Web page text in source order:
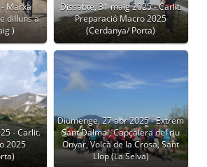
Marxa
dilluns a
)
Dissabte, 31 maig 2025 - Carlit.
Preparació Macro 2025
(Cerdanya/ Porta)
- Carlit.
2025
Diumenge, 27 abr 2025 - Extrem
Sant Dalmai, Capçalera del riu
Onyar, Volcà de la Crosa, Sant
Llop (La Selva)